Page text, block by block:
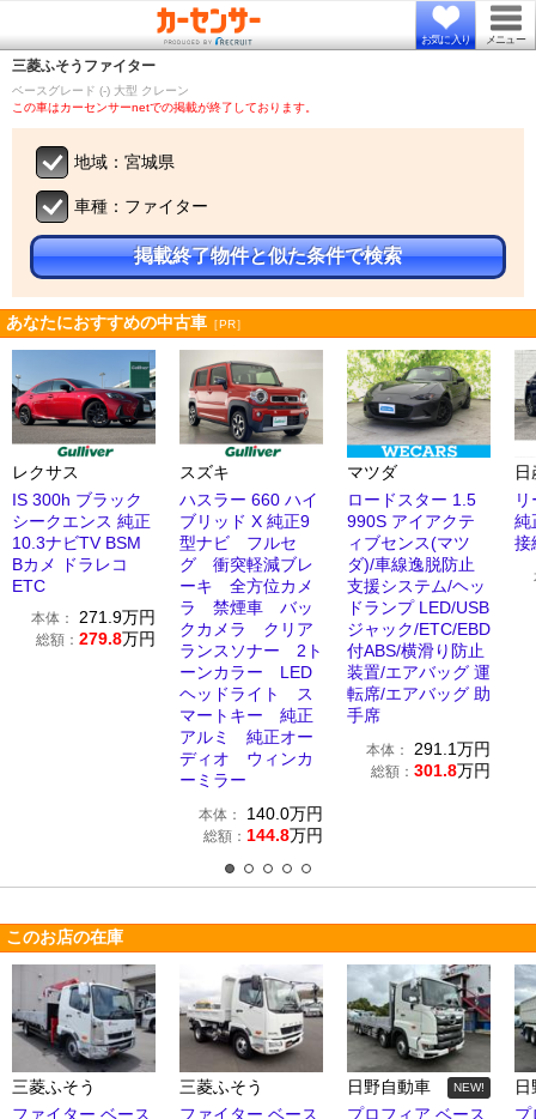
お気に入り メニュー
三菱ふそう ファイター
ベースグレード (‐) 大型 クレーン
この車はカーセンサーnetでの掲載が終了しております。
地域：宮城県
車種：ファイター
掲載終了物件と似た条件で検索
あなたにおすすめの中古車 ［PR］
レクサス
IS 300h ブラック
シークエンス 純正
10.3ナビTV BSM
Bカメ ドラレコ
ETC
本体： 271.9万円
総額： 279.8万円
スズキ
ハスラー 660 ハイ
ブリッド X 純正9
型ナビ フルセ
グ 衝突軽減ブレ
ーキ 全方位カメ
ラ 禁煙車 バッ
クカメラ クリア
ランスソナー 2ト
ーンカラー LED
ヘッドライト ス
マートキー 純正
アルミ 純正オー
ディオ ウィンカ
ーミラー
本体： 140.0万円
総額： 144.8万円
マツダ
ロードスター 1.5
990S アイアクテ
ィブセンス(マツ
ダ)/車線逸脱防止
支援システム/ヘッ
ドランプ LED/USB
ジャック/ETC/EBD
付ABS/横滑り防止
装置/エアバッグ 運
転席/エアバッグ 助
手席
本体： 291.1万円
総額： 301.8万円
日
純
接
このお店の在庫
三菱ふそう
ファイター ベース
三菱ふそう
ファイター ベース
日野自動車 NEW!
プロフィア ベース
プ